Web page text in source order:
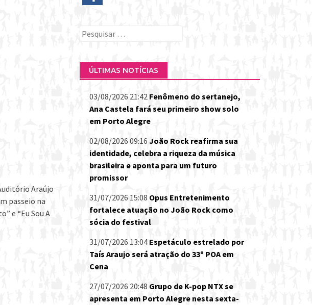
Araújo
passeio na
e “Eu Sou A
Pesquisar
ÚLTIMAS NOTÍCIAS
03/08/2026 21:42 Fenômeno do sertanejo,
Ana Castela fará seu primeiro show solo
em Porto Alegre
02/08/2026 09:16 João Rock reafirma sua
identidade, celebra a riqueza da música
brasileira e aponta para um futuro
promissor
31/07/2026 15:08 Opus Entretenimento
fortalece atuação no João Rock como
sócia do festival
31/07/2026 13:04 Espetáculo estrelado por
Taís Araujo será atração do 33º POA em
Cena
27/07/2026 20:48 Grupo de K-pop NTX se
apresenta em Porto Alegre nesta sexta-